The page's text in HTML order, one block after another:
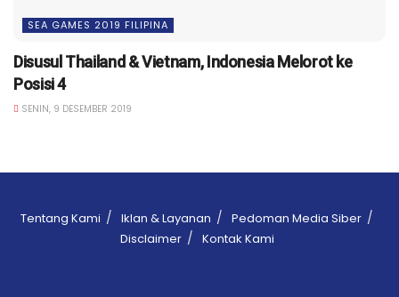
SEA GAMES 2019 FILIPINA
Disusul Thailand & Vietnam, Indonesia Melorot ke
Posisi 4
SENIN, 9 DESEMBER 2019
Tentang Kami Iklan & Layanan
Pedoman Media Siber
Disclaimer
Kontak Kami